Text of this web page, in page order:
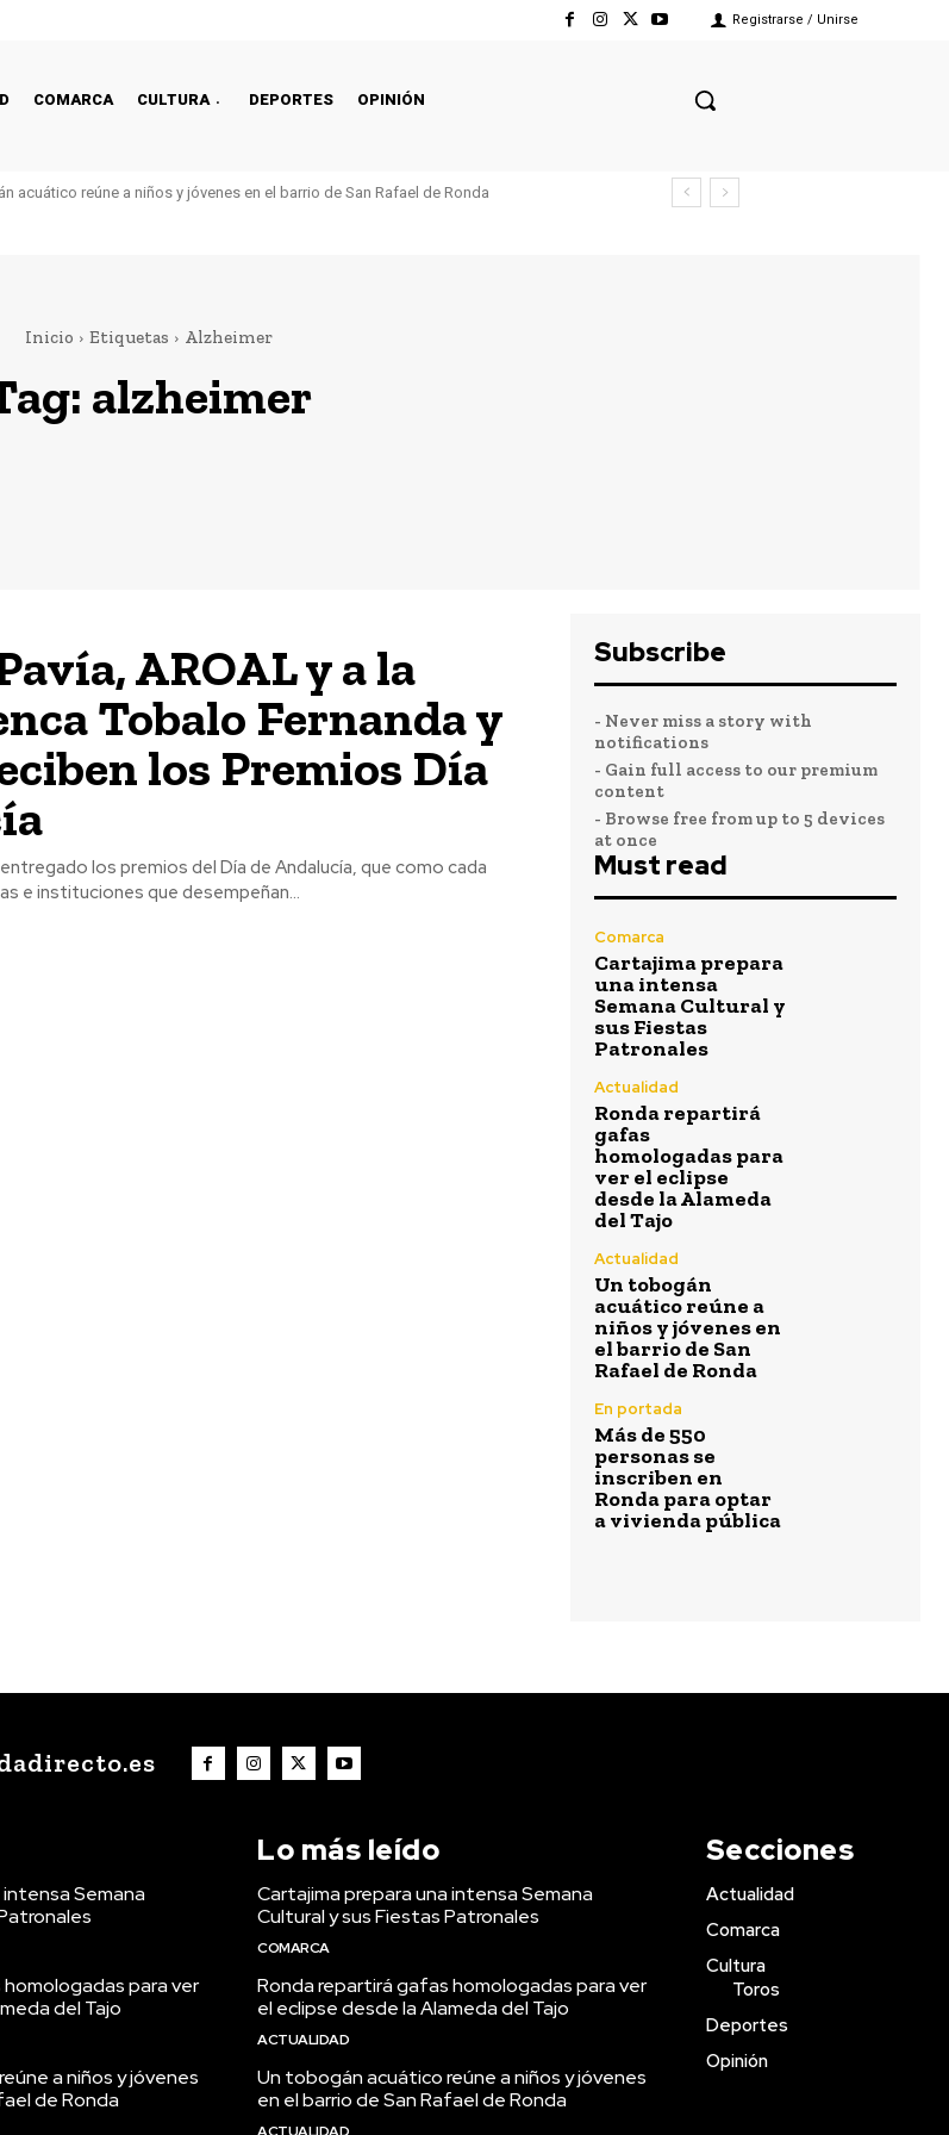
Registrarse / Unirse
COMARCA CULTURA DEPORTES OPINIÓN
acuático reúne a niños y jóvenes en el barrio de San Rafael de Ronda
Inicio Etiquetas Alzheimer
alzheimer
AROAL y a la
Tobalo Fernanda y
los Premios Día
los premios del Día de Andalucía, que como cada
e instituciones que desempeñan...
Subscribe
- Never miss a story with
notifications
- Gain full access to our premium
content
- Browse free from up to 5 devices
at once
Must read
Comarca
Cartajima prepara
una intensa
Semana Cultural y
sus Fiestas
Patronales
Actualidad
Ronda repartirá
gafas
homologadas para
ver el eclipse
desde la Alameda
del Tajo
Actualidad
Un tobogán
acuático reúne a
niños y jóvenes en
el barrio de San
Rafael de Ronda
En portada
Más de 550
personas se
inscriben en
Ronda para optar
a vivienda pública
Semana
para ver
del Tajo
a niños y jóvenes
de Ronda
Lo más leído
Cartajima prepara una intensa Semana
Cultural y sus Fiestas Patronales
COMARCA
Ronda repartirá gafas homologadas para ver
el eclipse desde la Alameda del Tajo
ACTUALIDAD
Un tobogán acuático reúne a niños y jóvenes
en el barrio de San Rafael de Ronda
Secciones
Actualidad
Comarca
Cultura
Toros
Deportes
Opinión